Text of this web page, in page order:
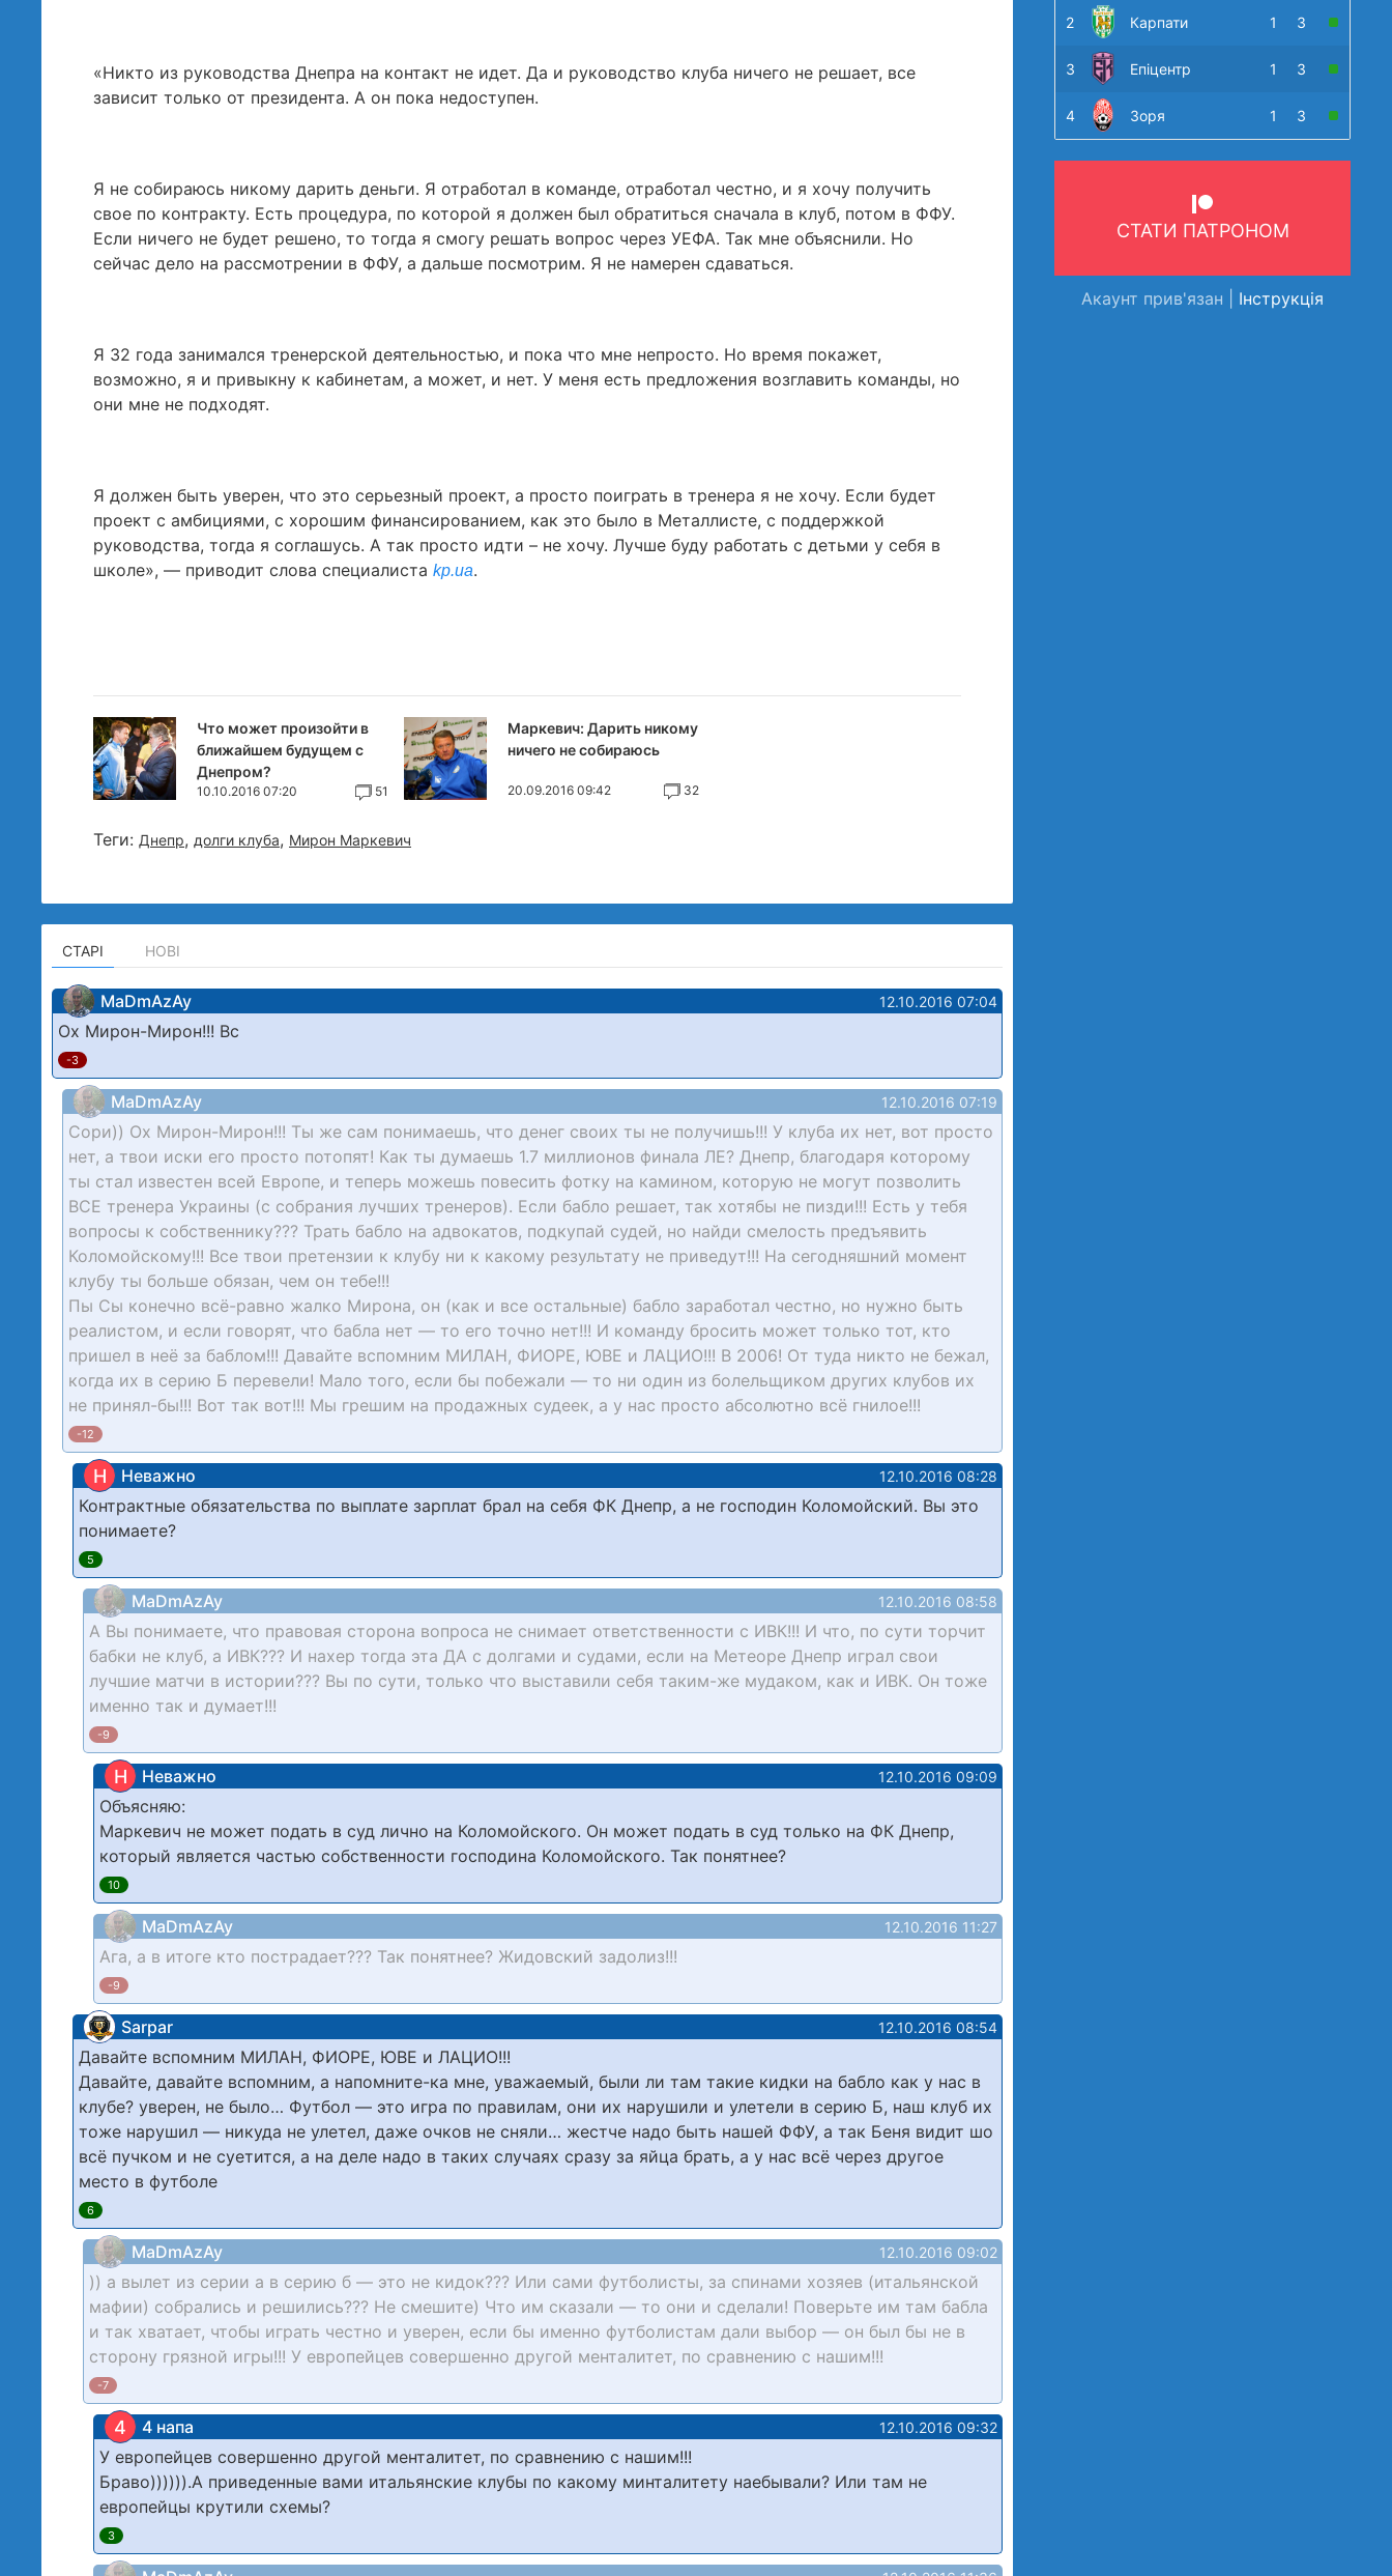
«Никто из руководства Днепра на контакт не идет. Да и руководство клуба ничего не решает, все
зависит только от президента. А он пока недоступен.
Я не собираюсь никому дарить деньги. Я отработал в команде, отработал честно, и я хочу получить
свое по контракту. Есть процедура, по которой я должен был обратиться сначала в клуб, потом в ФФУ.
Если ничего не будет решено, то тогда я смогу решать вопрос через УЕФА. Так мне объяснили. Но
сейчас дело на рассмотрении в ФФУ, а дальше посмотрим. Я не намерен сдаваться.
Я 32 года занимался тренерской деятельностью, и пока что мне непросто. Но время покажет,
возможно, я и привыкну к кабинетам, а может, и нет. У меня есть предложения возглавить команды, но
они мне не подходят.
Я должен быть уверен, что это серьезный проект, а просто поиграть в тренера я не хочу. Если будет
проект с амбициями, с хорошим финансированием, как это было в Металлисте, с поддержкой
руководства, тогда я соглашусь. А так просто идти – не хочу. Лучше буду работать с детьми у себя в
школе», — приводит слова специалиста kp.ua.
Что может произойти в
ближайшем будущем с
Днепром?
10.10.2016 07:20 51
Маркевич: Дарить никому
ничего не собираюсь
20.09.2016 09:42 32
Теги: Днепр, долги клуба, Мирон Маркевич
СТАРІ НОВІ
MaDmAzAy 12.10.2016 07:04
Ох Мирон-Мирон!!! Вс
-3
MaDmAzAy 12.10.2016 07:19
Сори)) Ох Мирон-Мирон!!! Ты же сам понимаешь, что денег своих ты не получишь!!! У клуба их нет, вот просто
нет, а твои иски его просто потопят! Как ты думаешь 1.7 миллионов финала ЛЕ? Днепр, благодаря которому
ты стал известен всей Европе, и теперь можешь повесить фотку на камином, которую не могут позволить
ВСЕ тренера Украины (с собрания лучших тренеров). Если бабло решает, так хотябы не пизди!!! Есть у тебя
вопросы к собственнику??? Трать бабло на адвокатов, подкупай судей, но найди смелость предъявить
Коломойскому!!! Все твои претензии к клубу ни к какому результату не приведут!!! На сегодняшний момент
клубу ты больше обязан, чем он тебе!!!
Пы Сы конечно всё-равно жалко Мирона, он (как и все остальные) бабло заработал честно, но нужно быть
реалистом, и если говорят, что бабла нет — то его точно нет!!! И команду бросить может только тот, кто
пришел в неё за баблом!!! Давайте вспомним МИЛАН, ФИОРЕ, ЮВЕ и ЛАЦИО!!! В 2006! От туда никто не бежал,
когда их в серию Б перевели! Мало того, если бы побежали — то ни один из болельщиком других клубов их
не принял-бы!!! Вот так вот!!! Мы грешим на продажных судеек, а у нас просто абсолютно всё гнилое!!!
-12
Н Неважно 12.10.2016 08:28
Контрактные обязательства по выплате зарплат брал на себя ФК Днепр, а не господин Коломойский. Вы это
понимаете?
5
MaDmAzAy 12.10.2016 08:58
А Вы понимаете, что правовая сторона вопроса не снимает ответственности с ИВК!!! И что, по сути торчит
бабки не клуб, а ИВК??? И нахер тогда эта ДА с долгами и судами, если на Метеоре Днепр играл свои
лучшие матчи в истории??? Вы по сути, только что выставили себя таким-же мудаком, как и ИВК. Он тоже
именно так и думает!!!
-9
Н Неважно 12.10.2016 09:09
Объясняю:
Маркевич не может подать в суд лично на Коломойского. Он может подать в суд только на ФК Днепр,
который является частью собственности господина Коломойского. Так понятнее?
10
MaDmAzAy 12.10.2016 11:27
Ага, а в итоге кто пострадает??? Так понятнее? Жидовский задолиз!!!
-9
Sarpar 12.10.2016 08:54
Давайте вспомним МИЛАН, ФИОРЕ, ЮВЕ и ЛАЦИО!!!
Давайте, давайте вспомним, а напомните-ка мне, уважаемый, были ли там такие кидки на бабло как у нас в
клубе? уверен, не было… Футбол — это игра по правилам, они их нарушили и улетели в серию Б, наш клуб их
тоже нарушил — никуда не улетел, даже очков не сняли… жестче надо быть нашей ФФУ, а так Беня видит шо
всё пучком и не суетится, а на деле надо в таких случаях сразу за яйца брать, а у нас всё через другое
место в футболе
6
MaDmAzAy 12.10.2016 09:02
)) а вылет из серии а в серию б — это не кидок??? Или сами футболисты, за спинами хозяев (итальянской
мафии) собрались и решились??? Не смешите) Что им сказали — то они и сделали! Поверьте им там бабла
и так хватает, чтобы играть честно и уверен, если бы именно футболистам дали выбор — он был бы не в
сторону грязной игры!!! У европейцев совершенно другой менталитет, по сравнению с нашим!!!
-7
4 4 напа 12.10.2016 09:32
У европейцев совершенно другой менталитет, по сравнению с нашим!!!
Браво)))))).А приведенные вами итальянские клубы по какому минталитету наебывали? Или там не
европейцы крутили схемы?
3
2 Карпати 1 3
3 Епіцентр 1 3
4 Зоря 1 3
СТАТИ ПАТРОНОМ
Акаунт прив'язан | Інструкція